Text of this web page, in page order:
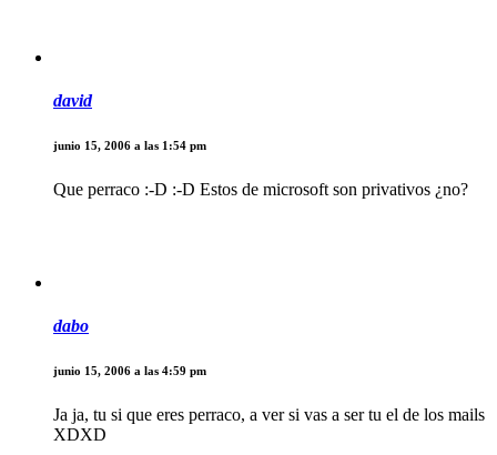
david
junio 15, 2006 a las 1:54 pm
Que perraco :-D :-D Estos de microsoft son privativos ¿no?
dabo
junio 15, 2006 a las 4:59 pm
Ja ja, tu si que eres perraco, a ver si vas a ser tu el de los mails
XDXD